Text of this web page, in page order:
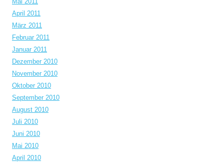
April 2011
März 2011
Februar 2011
Januar 2011
Dezember 2010
November 2010
Oktober 2010
September 2010
August 2010
Juli 2010
Juni 2010
Mai 2010
April 2010